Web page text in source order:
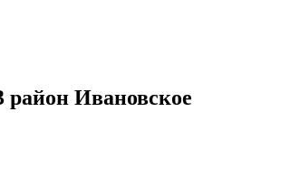
район Ивановское